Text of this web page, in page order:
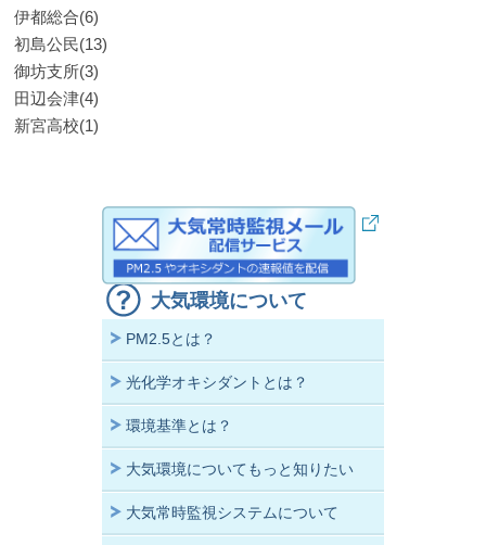
伊都総合(6)
初島公民(13)
御坊支所(3)
田辺会津(4)
新宮高校(1)
大気環境について
PM2.5とは？
光化学オキシダントとは？
環境基準とは？
大気環境についてもっと知りたい
大気常時監視システムについて